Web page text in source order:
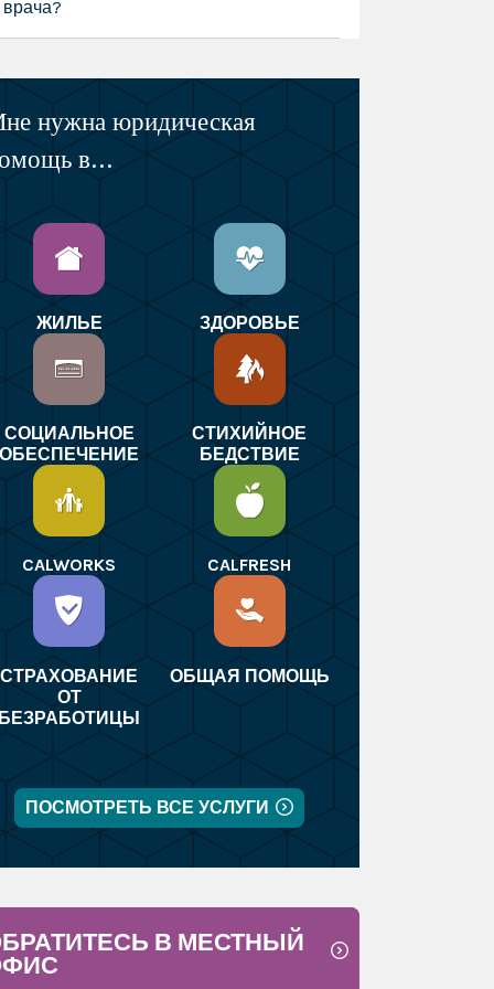
врача?
нужна юридическая
в...
ЖИЛЬЕ ЗДОРОВЬЕ
СОЦИАЛЬНОЕ
ОБЕСПЕЧЕНИЕ
СТИХИЙНОЕ
БЕДСТВИЕ
CALWORKS CALFRESH
СТРАХОВАНИЕ
ОТ
ОБЩАЯ ПОМОЩЬ
ПОСМОТРЕТЬ ВСЕ УСЛУГИ
В МЕСТНЫЙ